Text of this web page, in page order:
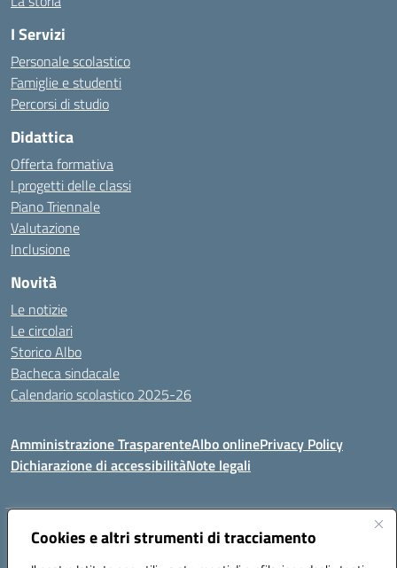
Cookies e altri strumenti di tracciamento
I Servizi
Personale scolastico
Famiglie e studenti
Percorsi di studio
Didattica
Offerta formativa
I progetti delle classi
Piano Triennale
Valutazione
Inclusione
Novità
Le notizie
Le circolari
Storico Albo
Bacheca sindacale
Calendario scolastico 2025-26
Amministrazione TrasparenteAlbo onlinePrivacy Policy
Dichiarazione di accessibilitàNote legali
Indirizzo:VIA A. DE GASPERI, 41 RUDIANO 25030 RUDIANO